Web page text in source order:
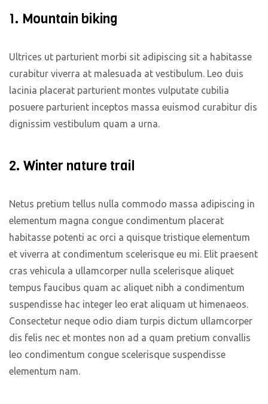
1. Mountain biking
Ultrices ut parturient morbi sit adipiscing sit a habitasse
curabitur viverra at malesuada at vestibulum. Leo duis
lacinia placerat parturient montes vulputate cubilia
posuere parturient inceptos massa euismod curabitur dis
dignissim vestibulum quam a urna.
2. Winter nature trail
Netus pretium tellus nulla commodo massa adipiscing in
elementum magna congue condimentum placerat
habitasse potenti ac orci a quisque tristique elementum
et viverra at condimentum scelerisque eu mi. Elit praesent
cras vehicula a ullamcorper nulla scelerisque aliquet
tempus faucibus quam ac aliquet nibh a condimentum
suspendisse hac integer leo erat aliquam ut himenaeos.
Consectetur neque odio diam turpis dictum ullamcorper
dis felis nec et montes non ad a quam pretium convallis
leo condimentum congue scelerisque suspendisse
elementum nam.